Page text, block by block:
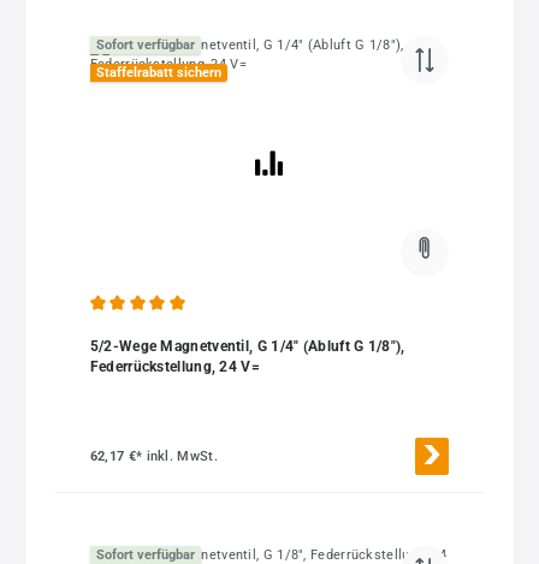
Sofort verfügbar
Staffelrabatt sichern
5/2-Wege Magnetventil, G 1/4" (Abluft G 1/8"),
Federrückstellung, 24 V=
62,17 €* inkl. MwSt.
Sofort verfügbar